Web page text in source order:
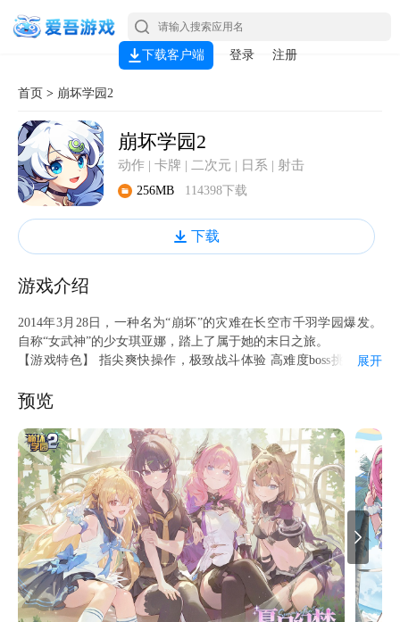
下载客户端 登录 注册
首页 > 崩坏学园2
崩坏学园2
动作 | 卡牌 | 二次元 | 日系 | 射击
256MB 114398下载
下载
游戏介绍
2014年3月28日，一种名为“崩坏”的灾难在长空市千羽学园爆发。
自称“女武神”的少女琪亚娜，踏上了属于她的末日之旅。
【游戏特色】 指尖爽快操作，极致战斗体验 高难度boss挑战，各
用主角，逃离绝望的末日之旅
展开
预览